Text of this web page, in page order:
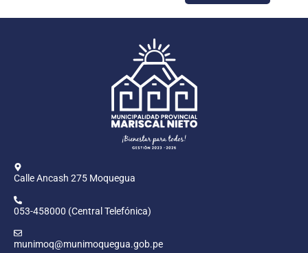
Calle Ancash 275 Moquegua
053-458000 (Central Telefónica)
munimoq@munimoquegua.gob.pe